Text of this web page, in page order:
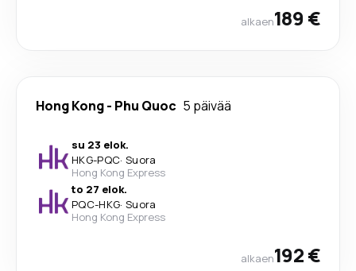
alkaen189 €
Hong Kong- Phu Quoc 5 päivää
su 23 elok.
HKG-PQC· Suora
Hong Kong Express
to 27 elok.
PQC-HKG· Suora
Hong Kong Express
alkaen192 €